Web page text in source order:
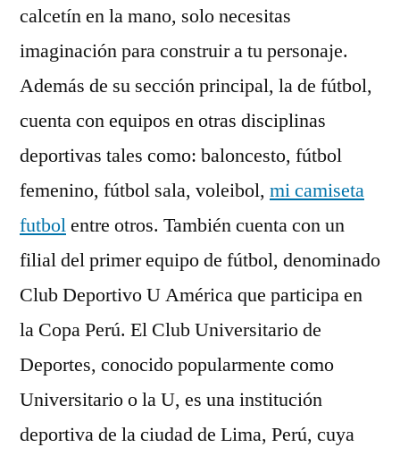
calcetín en la mano, solo necesitas
imaginación para construir a tu personaje.
Además de su sección principal, la de fútbol,
cuenta con equipos en otras disciplinas
deportivas tales como: baloncesto, fútbol
femenino, fútbol sala, voleibol, mi camiseta
futbolentre otros. También cuenta con un
filial del primer equipo de fútbol, denominado
Club Deportivo U América que participa en
la Copa Perú. El Club Universitario de
Deportes, conocido popularmente como
Universitario o la U, es una institución
deportiva de la ciudad de Lima, Perú, cuya